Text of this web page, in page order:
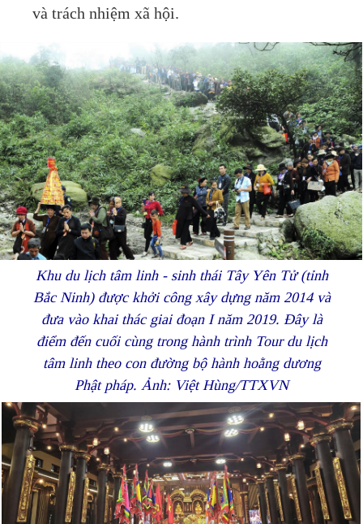
và trách nhiệm xã hội.
Khu du lịch tâm linh - sinh thái Tây Yên Tử (tỉnh
Bắc Ninh) được khởi công xây dựng năm 2014 và
đưa vào khai thác giai đoạn I năm 2019. Đây là
điểm đến cuối cùng trong hành trình Tour du lịch
tâm linh theo con đường bộ hành hoằng dương
Phật pháp. Ảnh: Việt Hùng/TTXVN